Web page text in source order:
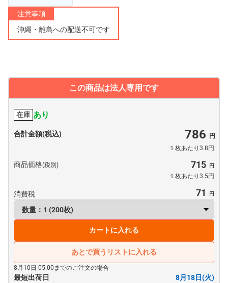
注意事項
沖縄・離島への配送不可です
この商品は法人専用です
在庫 あり
合計金額(税込) 786
１枚あたり3.8円
商品価格(税別) 715
１枚あたり3.5円
消費税 71
カートに入れる
あとで買うリストに入れる
8月10日 05:00までのご注文の場合
最短出荷日 8月18日(火)